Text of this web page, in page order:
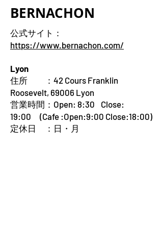
BERNACHON
公式サイト：
https://www.bernachon.com/
Lyon
住所 ： 42 Cours Franklin
Roosevelt, 69006 Lyon
営業時間：Open: 8:30 Close:
19:00 (Cafe :Open:9:00 Close:18:00)
定休日 ：日・月